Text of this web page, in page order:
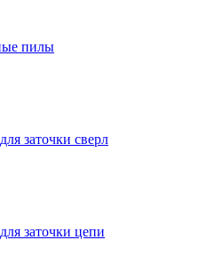
пилы
заточки сверл
заточки цепи